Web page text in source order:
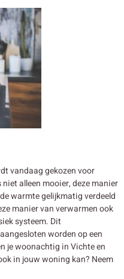
vandaag gekozen voor
alleen mooier, deze manier
warmte gelijkmatig verdeeld
manier van verwarmen ook
systeem. Dit
worden op een
je woonachtig in Vichte en
in jouw woning kan? Neem